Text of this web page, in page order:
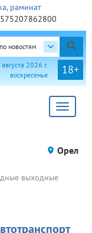
по новостям
18+
2026 г.
воскресенье
Toggle
Орел
выходные